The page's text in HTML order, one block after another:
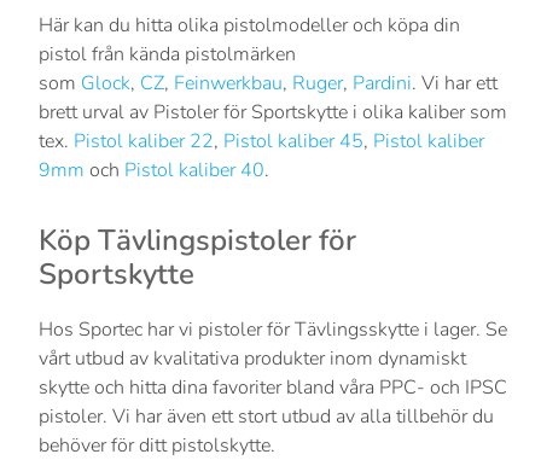
Här kan du hitta olika pistolmodeller och köpa din
pistol från kända pistolmärken
som Glock, CZ, Feinwerkbau, Ruger, Pardini. Vi har ett
brett urval av Pistoler för Sportskytte i olika kaliber som
tex. Pistol kaliber 22, Pistol kaliber 45, Pistol kaliber
9mm och Pistol kaliber 40.
Köp Tävlingspistoler för
Sportskytte
Hos Sportec har vi pistoler för Tävlingsskytte i lager. Se
vårt utbud av kvalitativa produkter inom dynamiskt
skytte och hitta dina favoriter bland våra PPC- och IPSC
pistoler. Vi har även ett stort utbud av alla tillbehör du
behöver för ditt pistolskytte.